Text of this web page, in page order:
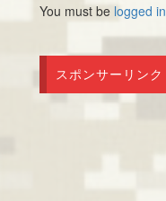
You must be logged in
スポンサーリンク